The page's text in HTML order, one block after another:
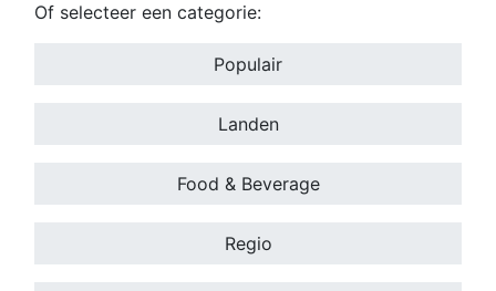
Of selecteer een categorie:
Populair
Landen
Food & Beverage
Regio